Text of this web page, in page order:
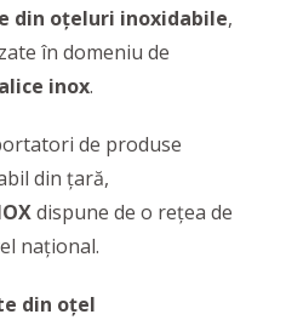
din oţeluri inoxidabile,
în domeniu de
inox.
de produse
din țară,
dispune de o reţea de
naţional.
din oţel